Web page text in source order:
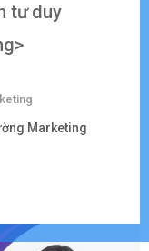
tư duy
Marketing